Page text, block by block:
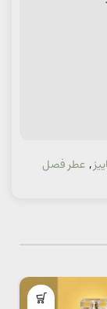
, عطر فصل